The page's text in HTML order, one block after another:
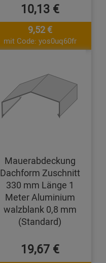
10,13 €
9,52 €
mit Code: yos0uq60fr
Mauerabdeckung
Dachform Zuschnitt
330 mm Länge 1
Meter Aluminium
walzblank 0,8 mm
(Standard)
19,67 €